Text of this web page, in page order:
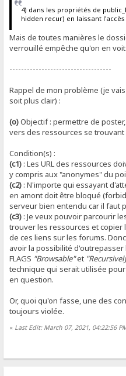
4) dans les propriétés de
hidden recur) en laissant
Mais de toutes manières le
verrouillé empêche qu'on en
-----------------------------------
Rappel de mon problème (je
soit plus clair) :
(o)Objectif : permettre de
vers des ressources se trouvant
Condition(s) :
(c1) : Les URL des ressources
y compris aux "anonymes" du
(c2) : N'importe qui essayant
en amont doit être bloqué
serveur bien entendu car il faut
(c3) : Je veux pouvoir parcourir
trouver les ressources et copier
de ces liens sur les forums.
avoir la possibilité d'outrepasser
FLAGS "Browsable"et
technique qui serait utilisée
en question.
Or, quoi qu'on fasse, une des
toujours violée.
« Last Edit: March 07, 2021, 04:22:56